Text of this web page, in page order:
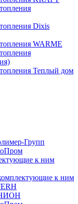
Dixis
WARME
Теплый дом
Групп
к ним
к ним